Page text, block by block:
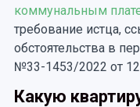
коммунальным
требование истца,
обстоятельства в
№33-1453/2022 от 12
Какую